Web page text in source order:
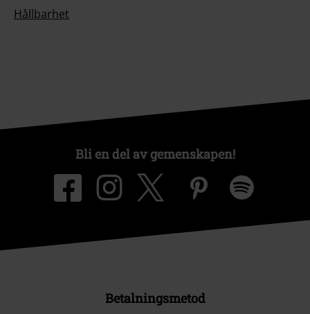
Hållbarhet
Bli en del av gemenskapen!
Betalningsmetod